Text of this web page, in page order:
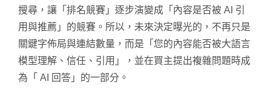
搜尋，讓「排名競賽」逐步演變成「內容是否被 AI 引
用與推薦」的競賽。所以，未來決定曝光的，不再只是
關鍵字佈局與連結數量，而是「您的內容能否被大語言
模型理解、信任、引用」，並在買主提出複雜問題時成
為「 AI 回答」的一部分。